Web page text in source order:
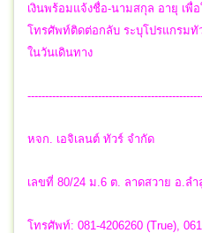
เงินพร้อมแจ้งชื่อ-นามสกุล อายุ เพื่
โทรศัพท์ติดต่อกลับ ระบุโปรแกรมทั
ในวันเดินทาง
หจก. เอจิเลนต์ ทัวร์ จำกัด
เลขที่ 80/24 ม.6 ต. ลาดสวาย อ.ล
โทรศัพท์: 081-4206260 (True),